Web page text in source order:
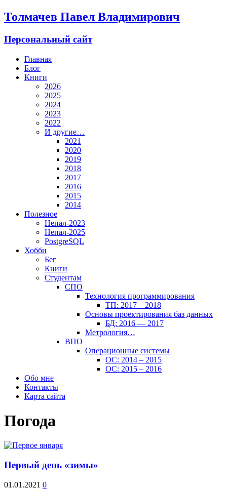
Толмачев Павел Владимирович
Персональный сайт
Главная
Блог
Книги
2026
2025
2024
2023
2022
И другие…
2021
2020
2019
2018
2017
2016
2015
2014
Полезное
Непал-2023
Непал-2025
PostgreSQL
Хобби
Бег
Книги
Студентам
СПО
Технология программирования
ТП: 2017 – 2018
Основы проектирования баз данных
БД: 2016 — 2017
Метрология…
ВПО
Операционные системы
ОС: 2014 – 2015
ОС: 2015 – 2016
Обо мне
Контакты
Карта сайта
Погода
Первый день «зимы»
01.01.2021 0